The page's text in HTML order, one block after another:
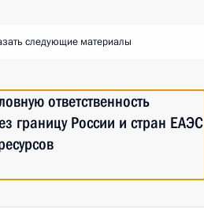
следующие материалы
ответственность
границу России и стран ЕАЭС